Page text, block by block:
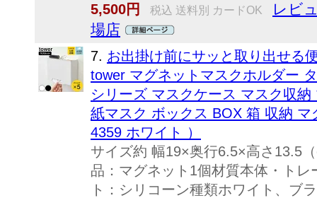
5,500円
税込 送料別 カードOK
レビ
場店
7. お出掛け前にサッと取り出せる
tower マグネットマスクホルダー
シリーズ マスクケース マスク収
紙マスク ボックス BOX 箱 収納
4359 ホワイト ）
サイズ約 幅19×奥行6.5×高さ13.5
品：マグネット1個材質本体・ト
ト：シリコーン種類ホワイト、ブ